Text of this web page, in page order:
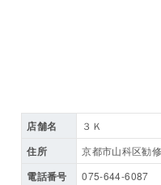
店舗名 ３Ｋ
住所 京都市山科区勧
電話番号 075-644-6087